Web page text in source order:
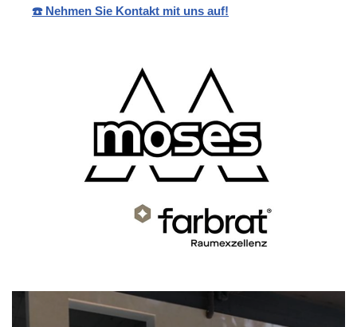
☎️ Nehmen Sie Kontakt mit uns auf!